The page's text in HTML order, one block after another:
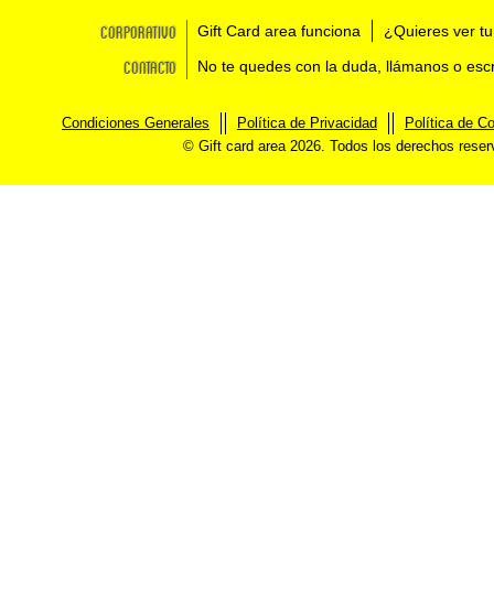
Corporativo Gift Card area funciona ¿Quieres ver
Contacto No te quedes con la duda, llámanos o
Condiciones Generales Política de Privacidad
Política de
© Gift card area 2026. Todos los derechos